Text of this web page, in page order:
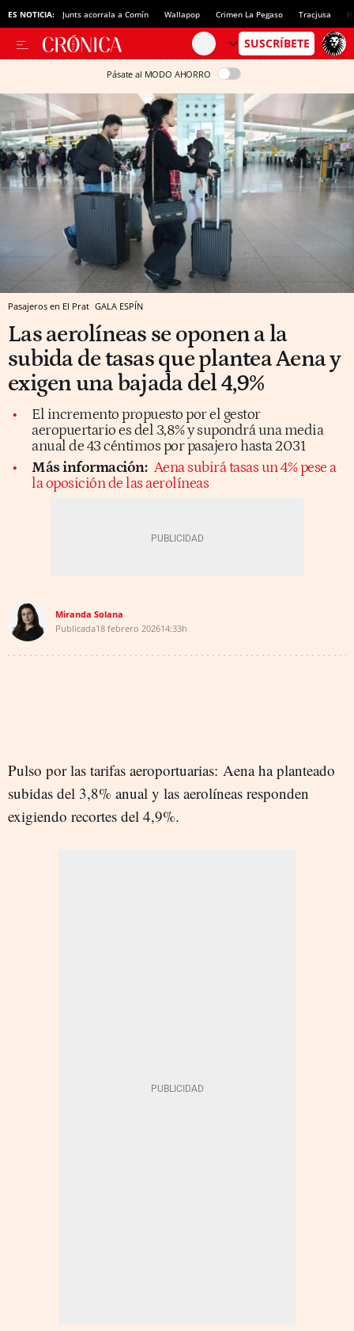
ES NOTICIA: Junts acorrala a Comín Wallapop Crimen La Pegaso Tracjusa
Pásate al MODO AHORRO
Pasajeros en El Prat GALA ESPÍN
Las aerolíneas se oponen a la
subida de tasas que plantea Aena y
exigen una bajada del 4,9%
El incremento propuesto por el gestor
aeropuertario es del 3,8% y supondrá una media
anual de 43 céntimos por pasajero hasta 2031
Más información: Aena subirá tasas un 4% pese a
la oposición de las aerolíneas
Miranda Solana
Publicada18 febrero 202614:33h
Pulso por las tarifas aeroportuarias: Aena ha planteado
subidas del 3,8% anual y las aerolíneas responden
exigiendo recortes del 4,9%.